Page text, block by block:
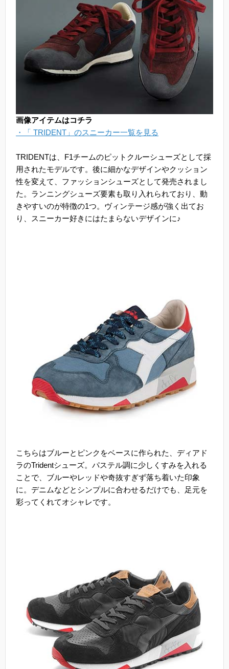
画像アイテムはコチラ
・「 TRIDENT」のスニーカー一覧を見る
TRIDENTは、F1チームのピットクルーシューズとして採
用されたモデルです。後に細かなデザインやクッション
性を変えて、ファッションシューズとして発売されまし
た。ランニングシューズ要素も取り入れられており、動
きやすいのが特徴の1つ。ヴィンテージ感が強く出てお
り、スニーカー好きにはたまらないデザインに♪
こちらはブルーとピンクをベースに作られた、ディアド
ラのTridentシューズ。パステル調に少しくすみを入れる
ことで、ブルーやレッドや奇抜すぎず落ち着いた印象
に。デニムなどとシンプルに合わせるだけでも、足元を
彩ってくれてオシャレです。